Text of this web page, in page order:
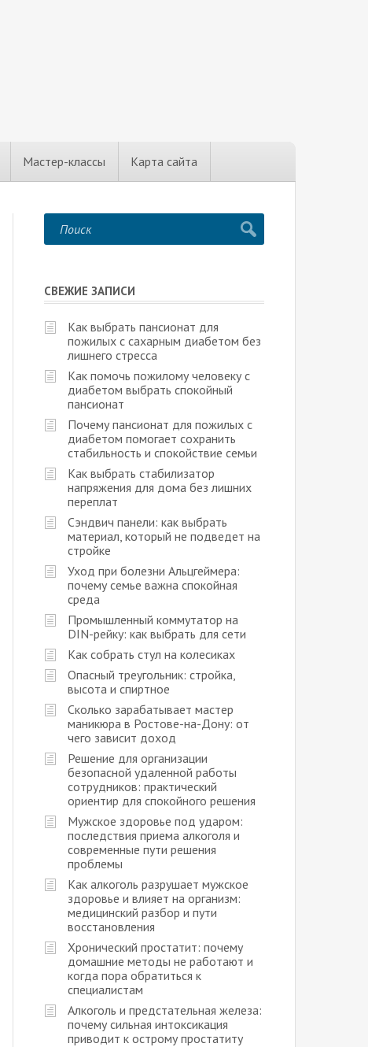
Мастер-классы Карта сайта
СВЕЖИЕ ЗАПИСИ
Как выбрать пансионат для
пожилых с сахарным диабетом без
лишнего стресса
Как помочь пожилому человеку с
диабетом выбрать спокойный
пансионат
Почему пансионат для пожилых с
диабетом помогает сохранить
стабильность и спокойствие семьи
Как выбрать стабилизатор
напряжения для дома без лишних
переплат
Сэндвич панели: как выбрать
материал, который не подведет на
стройке
Уход при болезни Альцгеймера:
почему семье важна спокойная
среда
Промышленный коммутатор на
DIN-рейку: как выбрать для сети
Как собрать стул на колесиках
Опасный треугольник: стройка,
высота и спиртное
Сколько зарабатывает мастер
маникюра в Ростове-на-Дону: от
чего зависит доход
Решение для организации
безопасной удаленной работы
сотрудников: практический
ориентир для спокойного решения
Мужское здоровье под ударом:
последствия приема алкоголя и
современные пути решения
проблемы
Как алкоголь разрушает мужское
здоровье и влияет на организм:
медицинский разбор и пути
восстановления
Хронический простатит: почему
домашние методы не работают и
когда пора обратиться к
специалистам
Алкоголь и предстательная железа:
почему сильная интоксикация
приводит к острому простатиту